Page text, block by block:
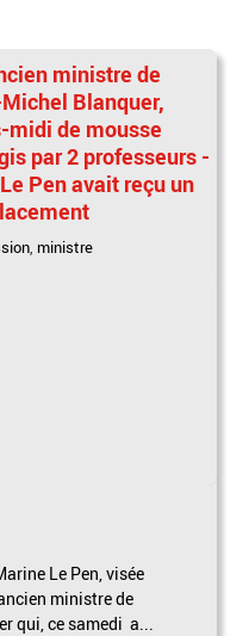
ministre de
Blanquer,
midi de mousse
par 2 professeurs -
Pen avait reçu un
, ministre
Le Pen, visée
ministre de
qui, ce samedi a...